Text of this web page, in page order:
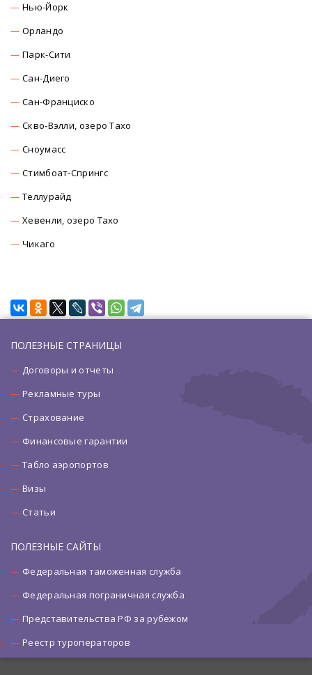
Нью-Йорк
Орландо
Парк-Сити
Сан-Диего
Сан-Франциско
Скво-Вэлли, озеро Тахо
Сноумасc
Стимбоат-Спрингс
Теллурайд
Хевенли, озеро Тахо
Чикаго
ПОЛЕЗНЫЕ СТРАНИЦЫ
Договоры и отчеты
Рекламные туры
Страхование
Финансовые гарантии
Табло аэропортов
Визы
Статьи
ПОЛЕЗНЫЕ САЙТЫ
Федеральная таможенная служба
Федеральная пограничная служба
Представительства РФ за рубежом
Реестр туроператоров